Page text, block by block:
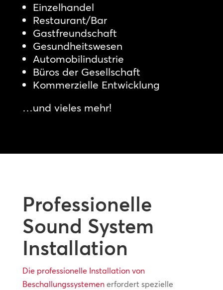
Einzelhandel
Restaurant/Bar
Gastfreundschaft
Gesundheitswesen
Automobilindustrie
Büros der Gesellschaft
Kommerzielle Entwicklung
…und vieles mehr!
Professionelle
Sound System
Installation
Die professionelle Installation von
Beschallungssystemenerfordert spezielle